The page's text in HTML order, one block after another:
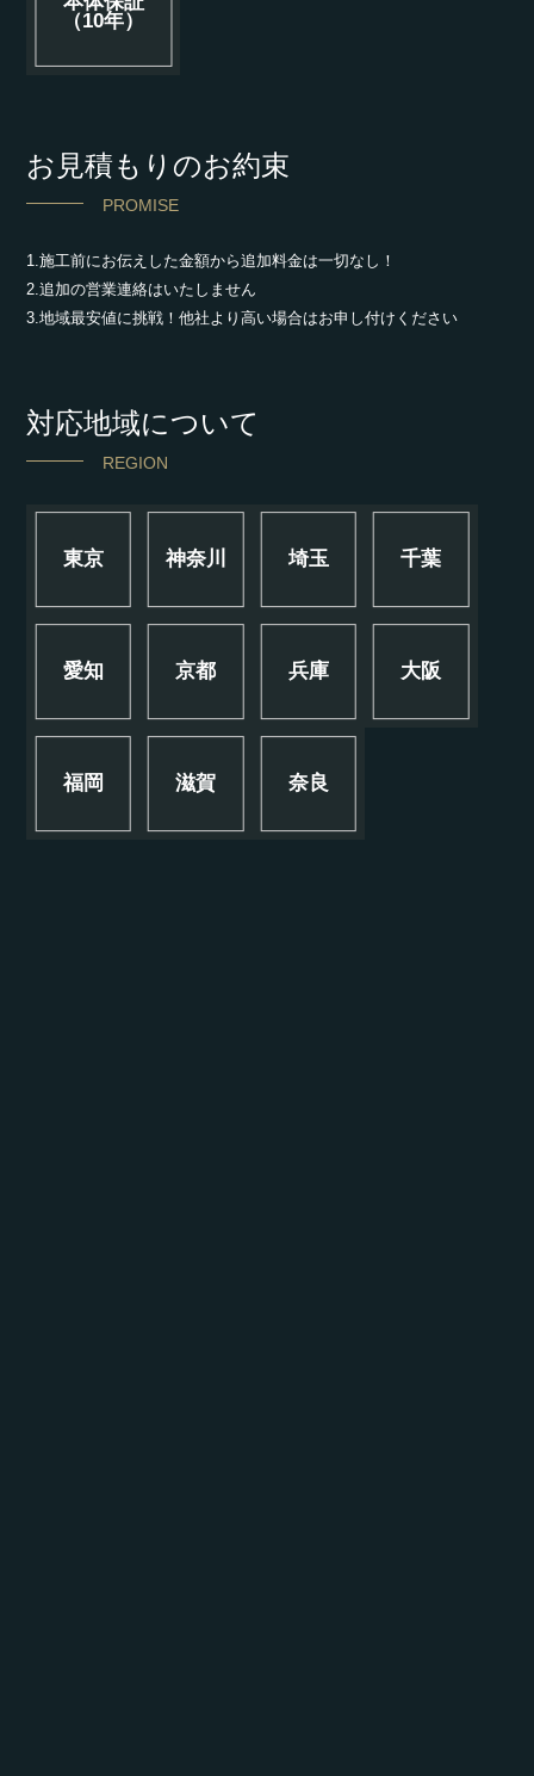
（10年）
お見積もりのお約束
PROMISE
1.施工前にお伝えした金額から追加料金は一切なし！
2.追加の営業連絡はいたしません
3.地域最安値に挑戦！他社より高い場合はお申し付けください
対応地域について
REGION
東京 神奈川 埼玉 千葉
愛知 京都 兵庫 大阪
福岡 滋賀 奈良